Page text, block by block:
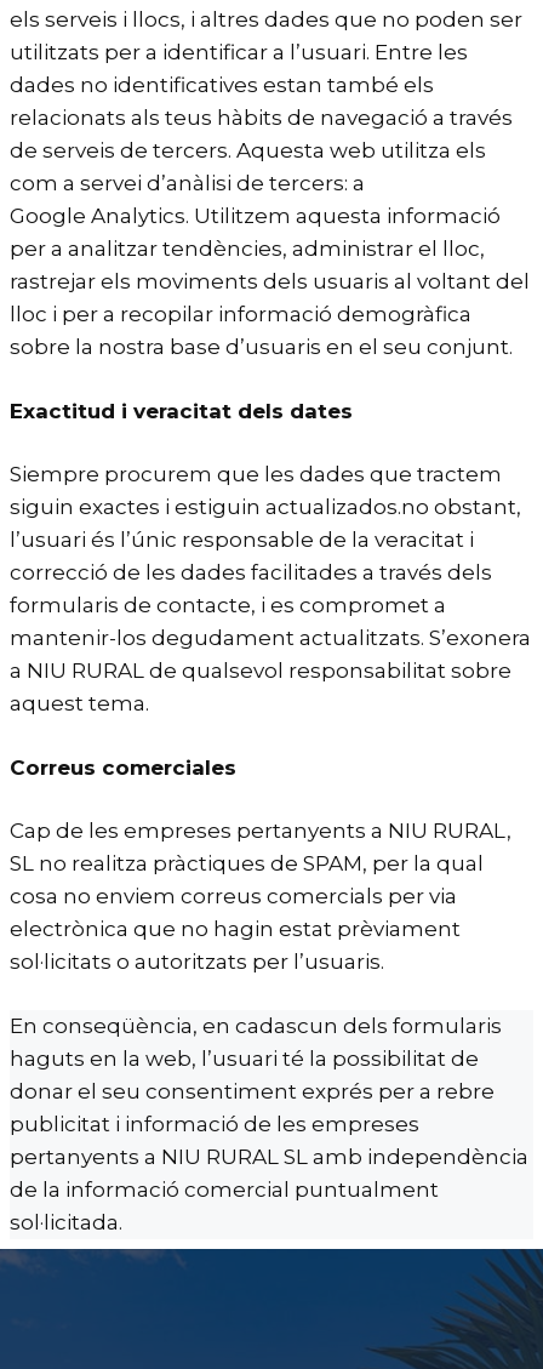
els serveis i llocs, i altres dades que no poden ser
utilitzats per a identificar a l’usuari. Entre les
dades no identificatives estan també els
relacionats als teus hàbits de navegació a través
de serveis de tercers. Aquesta web utilitza els
com a servei d’anàlisi de tercers: a
Google Analytics. Utilitzem aquesta informació
per a analitzar tendències, administrar el lloc,
rastrejar els moviments dels usuaris al voltant del
lloc i per a recopilar informació demogràfica
sobre la nostra base d’usuaris en el seu conjunt.
Exactitud i veracitat dels dates
Siempre procurem que les dades que tractem
siguin exactes i estiguin actualizados.no obstant,
l’usuari és l’únic responsable de la veracitat i
correcció de les dades facilitades a través dels
formularis de contacte, i es compromet a
mantenir-los degudament actualitzats. S’exonera
a NIU RURAL de qualsevol responsabilitat sobre
aquest tema.
Correus comerciales
Cap de les empreses pertanyents a NIU RURAL,
SL no realitza pràctiques de SPAM, per la qual
cosa no enviem correus comercials per via
electrònica que no hagin estat prèviament
sol·licitats o autoritzats per l’usuaris.
En conseqüència, en cadascun dels formularis
haguts en la web, l’usuari té la possibilitat de
donar el seu consentiment exprés per a rebre
publicitat i informació de les empreses
pertanyents a NIU RURAL SL amb independència
de la informació comercial puntualment
sol·licitada.